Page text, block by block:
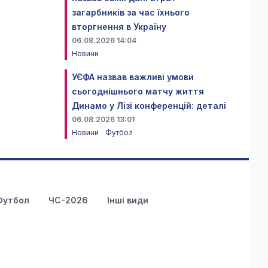
загарбників за час їхнього
вторгнення в Україну
06.08.2026 14:04
Новини
УЄФА назвав важливі умови
сьогоднішнього матчу життя
Динамо у Лізі конференцій: деталі
06.08.2026 13:01
Новини
Футбол
ЧС-2026 Інші види